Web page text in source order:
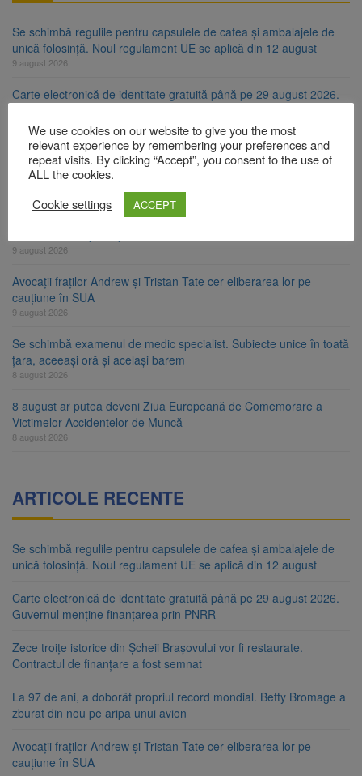
Se schimbă regulile pentru capsulele de cafea și ambalajele de
unică folosință. Noul regulament UE se aplică din 12 august
9 august 2026
Carte electronică de identitate gratuită până pe 29 august 2026.
9 august 2026
Zece troițe istorice din Șcheii Brașovului vor fi restaurate.
Contractul de finanțare a fost semnat
La 97 de ani, a doborât propriul record mondial. Betty Bromage a
9 august 2026
Avocații fraților Andrew și Tristan Tate cer eliberarea lor pe
cauțiune în SUA
9 august 2026
Se schimbă examenul de medic specialist. Subiecte unice în toată
țara, aceeași oră și același barem
8 august 2026
8 august ar putea deveni Ziua Europeană de Comemorare a
Victimelor Accidentelor de Muncă
8 august 2026
ARTICOLE RECENTE
Se schimbă regulile pentru capsulele de cafea și ambalajele de
unică folosință. Noul regulament UE se aplică din 12 august
Carte electronică de identitate gratuită până pe 29 august 2026.
Guvernul menține finanțarea prin PNRR
Zece troițe istorice din Șcheii Brașovului vor fi restaurate.
Contractul de finanțare a fost semnat
La 97 de ani, a doborât propriul record mondial. Betty Bromage a
zburat din nou pe aripa unui avion
Avocații fraților Andrew și Tristan Tate cer eliberarea lor pe
cauțiune în SUA
We use cookies on our website to give you the most
relevant experience by remembering your preferences and
repeat visits. By clicking “Accept”, you consent to the use of
ALL the cookies.
Cookie settings
ACCEPT